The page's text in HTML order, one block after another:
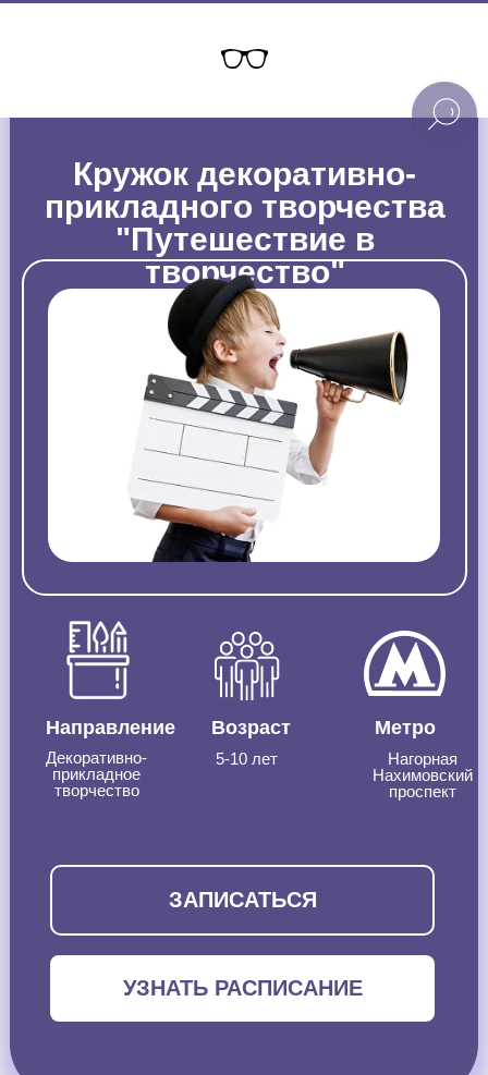
Кружок декоративно-
прикладного творчества
"Путешествие в
творчество"
Направление
Декоративно-
прикладное
творчество
Возраст
5-10 лет
Метро
Нагорная
Нахимовский
проспект
УЗНАТЬ РАСПИСАНИЕ
ЗАПИСАТЬСЯ